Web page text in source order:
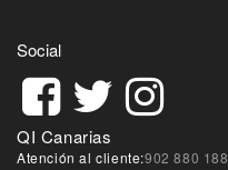
Social
QI Canarias
Atención al cliente:902 880 188